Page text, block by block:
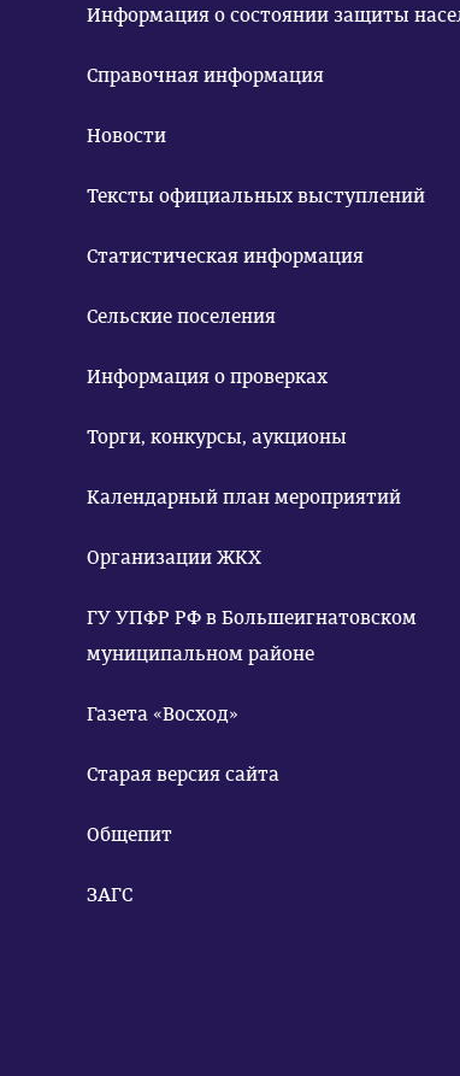
Информация о состоянии защиты
Справочная информация
Новости
Тексты официальных выступлений
Статистическая информация
Сельские поселения
Информация о проверках
Торги, конкурсы, аукционы
Календарный план мероприятий
Организации ЖКХ
ГУ УПФР РФ в Большеигнатовском
муниципальном районе
Газета «Восход»
Старая версия сайта
Общепит
ЗАГС